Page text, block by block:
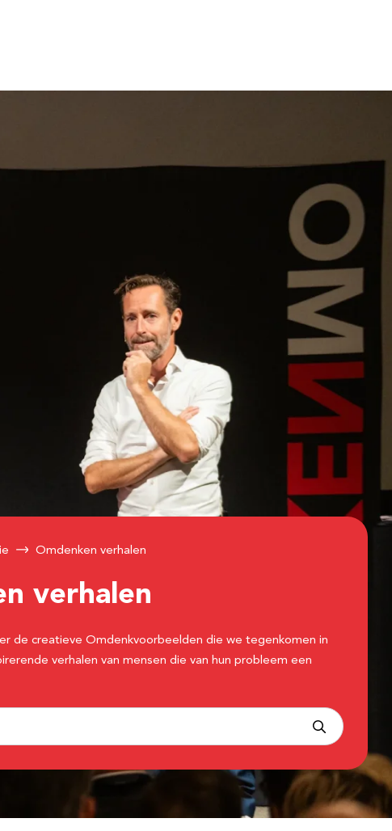
Omdenken verhalen
verhalen
de creatieve Omdenkvoorbeelden die we tegenkomen in
verhalen van mensen die van hun probleem een